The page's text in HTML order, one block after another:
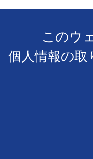
このウ
個人情報の取